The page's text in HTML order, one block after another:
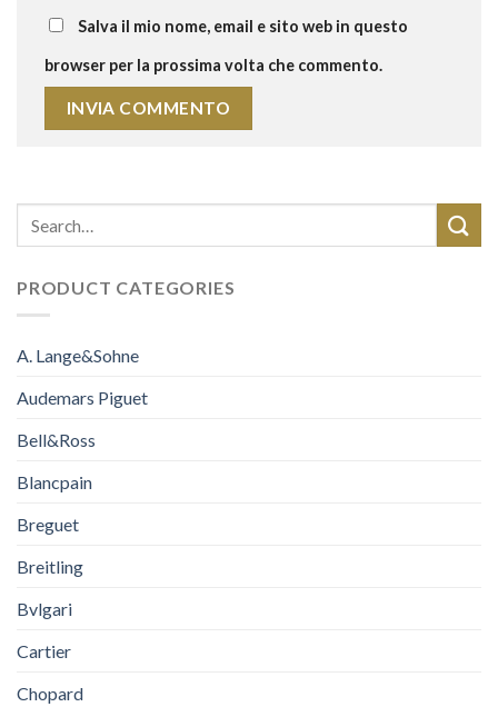
Salva il mio nome, email e sito web in questo
browser per la prossima volta che commento.
PRODUCT CATEGORIES
A. Lange&Sohne
Audemars Piguet
Bell&Ross
Blancpain
Breguet
Breitling
Bvlgari
Cartier
Chopard